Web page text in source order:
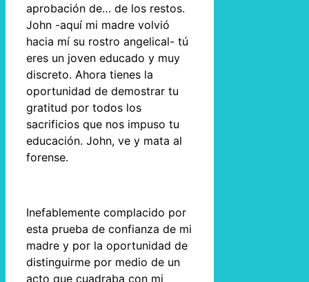
aprobación de… de los restos.
John -aquí mi madre volvió
hacia mí su rostro angelical- tú
eres un joven educado y muy
discreto. Ahora tienes la
oportunidad de demostrar tu
gratitud por todos los
sacrificios que nos impuso tu
educación. John, ve y mata al
forense.
Inefablemente complacido por
esta prueba de confianza de mi
madre y por la oportunidad de
distinguirme por medio de un
acto que cuadraba con mi